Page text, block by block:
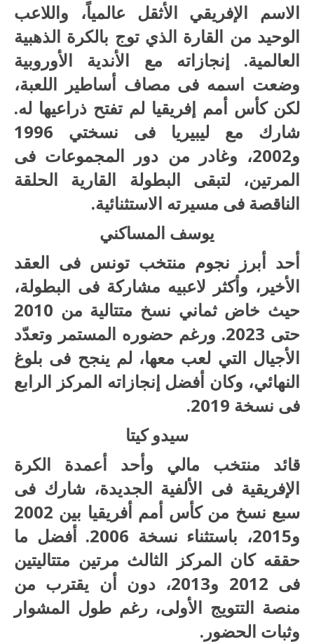
الاسم الإفريقي الأثقل عالمياً، واللاعب
الوحيد من القارة الذي توج بالكرة الذهبية
العالمية. إنجازاته مع الأندية الأوروبية
وضعت اسمه فى مصاف أساطير اللعبة،
لكن كأس أمم إفريقيا لم تفتح ذراعيها له.
شارك مع ليبيريا فى نسختي 1996
و2002، وغادر من دور المجموعات فى
المرتين، لتبقى البطولة القارية الحلقة
الناقصة فى مسيرته الاستثنائية.
يوسف المساكني
أحد أبرز نجوم منتخب تونس فى العقد
الأخير، وأكثر لاعبيه مشاركة فى البطولة،
حيث خاض ثماني نسخ متتالية من 2010
حتى 2023. ورغم حضوره المستمر وتعدّد
الأجيال التي لعب معها، لم ينجح فى بلوغ
النهائي، وكان أفضل إنجازاته المركز الرابع
فى نسخة 2019.
سيدو كيتا
قائد منتخب مالي وأحد أعمدة الكرة
الإفريقية فى الألفية الجديدة، شارك فى
سبع نسخ من كأس أمم أفريقيا بين 2002
و2015، باستثناء نسخة 2006. أفضل ما
حققه كان المركز الثالث مرتين متتاليتين
فى 2012 و2013، دون أن يقترب من
منصة التتويج الأولى، رغم طول المشوار
وثبات الحضور.